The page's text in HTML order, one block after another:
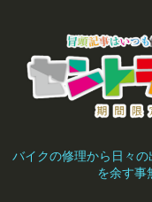
バイクの修理から日々
を余す事